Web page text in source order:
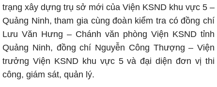
trạng xây dựng trụ sở mới của Viện KSND khu vực 5 –
Quảng Ninh, tham gia cùng đoàn kiểm tra có đồng chí
Lưu Văn Hưng – Chánh văn phòng Viện KSND tỉnh
Quảng Ninh, đồng chí Nguyễn Công Thượng – Viện
trưởng Viện KSND khu vực 5 và đại diện đơn vị thi
công, giám sát, quản lý.